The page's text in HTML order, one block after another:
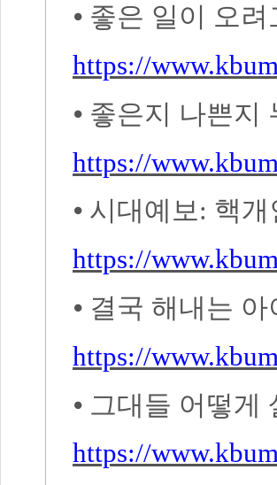
⦁ 좋은 일이 오
https://
⦁ 좋은지 나쁜지
https://
⦁ 시대예보: 핵개
https://
⦁ 결국 해내는
https://
⦁ 그대들 어떻게
https://